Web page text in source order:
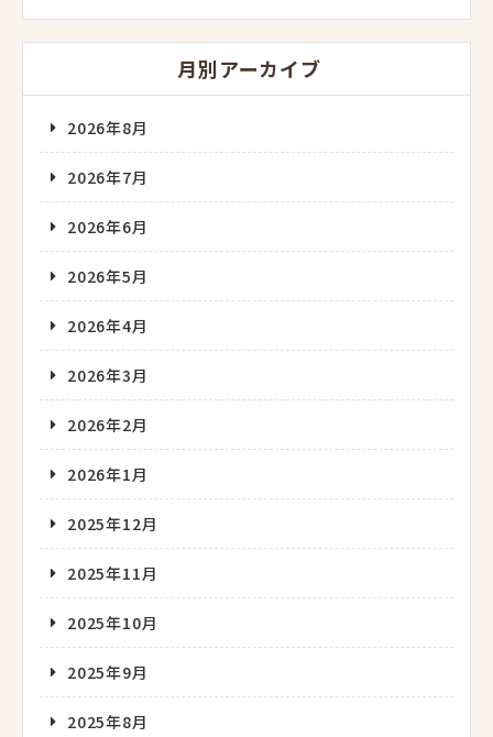
月別アーカイブ
2026年8月
2026年7月
2026年6月
2026年5月
2026年4月
2026年3月
2026年2月
2026年1月
2025年12月
2025年11月
2025年10月
2025年9月
2025年8月